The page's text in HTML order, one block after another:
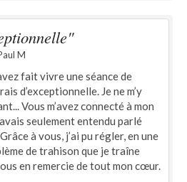
M
fait vivre une séance de
d’exceptionnelle. Je ne m’y
Vous m’avez connecté à mon
seulement entendu parlé
à vous, j’ai pu régler, en une
de trahison que je traîne
en remercie de tout mon cœur.